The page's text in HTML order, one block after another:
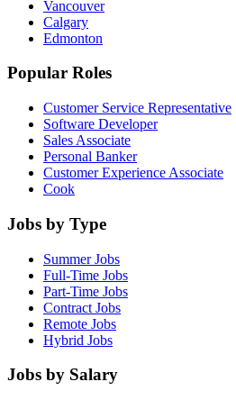
Vancouver
Calgary
Edmonton
Popular Roles
Customer Service Representative
Software Developer
Sales Associate
Personal Banker
Customer Experience Associate
Cook
Jobs by Type
Summer Jobs
Full-Time Jobs
Part-Time Jobs
Contract Jobs
Remote Jobs
Hybrid Jobs
Jobs by Salary